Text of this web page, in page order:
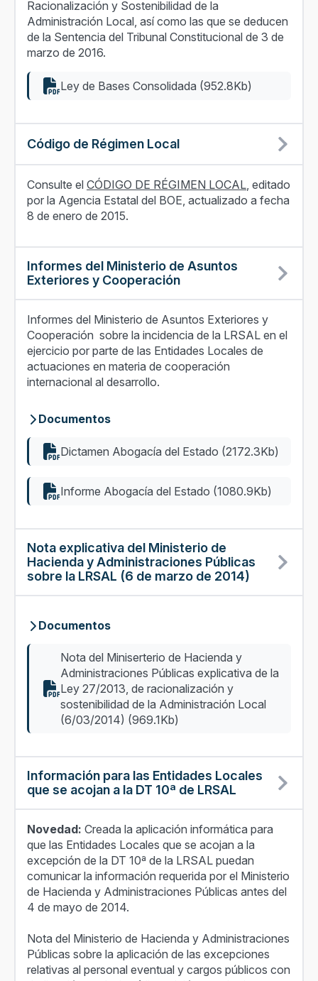
Racionalización y Sostenibilidad de la
Administración Local, así como las que se deducen
de la Sentencia del Tribunal Constitucional de 3 de
marzo de 2016.
Ley de Bases Consolidada (952.8Kb)
Código de Régimen Local
Consulte el CÓDIGO DE RÉGIMEN LOCAL, editado
por la Agencia Estatal del BOE, actualizado a fecha
8 de enero de 2015.
Informes del Ministerio de Asuntos
Exteriores y Cooperación
Informes del Ministerio de Asuntos Exteriores y
Cooperación sobre la incidencia de la LRSAL en el
ejercicio por parte de las Entidades Locales de
actuaciones en materia de cooperación
internacional al desarrollo.
Documentos
Dictamen Abogacía del Estado (2172.3Kb)
Informe Abogacía del Estado (1080.9Kb)
Nota explicativa del Ministerio de
Hacienda y Administraciones Públicas
sobre la LRSAL (6 de marzo de 2014)
Documentos
Nota del Miniserterio de Hacienda y
Administraciones Públicas explicativa de la
Ley 27/2013, de racionalización y
sostenibilidad de la Administración Local
(6/03/2014) (969.1Kb)
Información para las Entidades Locales
que se acojan a la DT 10ª de LRSAL
Novedad: Creada la aplicación informática para
que las Entidades Locales que se acojan a la
excepción de la DT 10ª de la LRSAL puedan
comunicar la información requerida por el Ministerio
de Hacienda y Administraciones Públicas antes del
4 de mayo de 2014.
Nota del Ministerio de Hacienda y Administraciones
Públicas sobre la aplicación de las excepciones
relativas al personal eventual y cargos públicos con